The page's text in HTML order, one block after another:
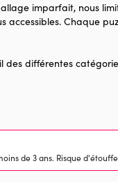
2000 pièces
imparfait, nous
Chaque
des différentes
de 3 ans. Risque